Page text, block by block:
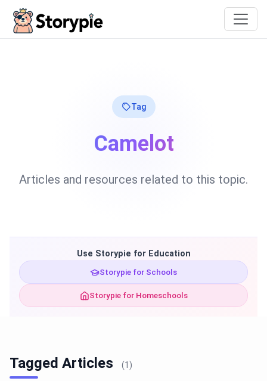
Tag
Camelot
Articles and resources related to this topic.
Use Storypie for Education
Storypie for Schools
Storypie for Homeschools
Tagged Articles (1)